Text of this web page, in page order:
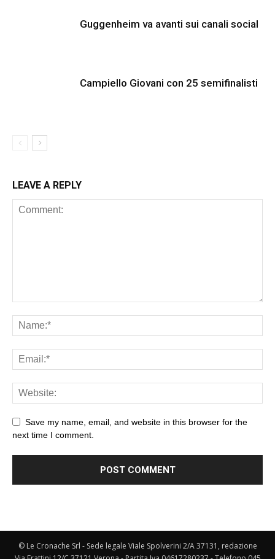
Guggenheim va avanti sui canali social
Campiello Giovani con 25 semifinalisti
LEAVE A REPLY
Save my name, email, and website in this browser for the
next time I comment.
© Le Cronache Srl - Sede legale Viale Spolverini 2/A 37131, redazione